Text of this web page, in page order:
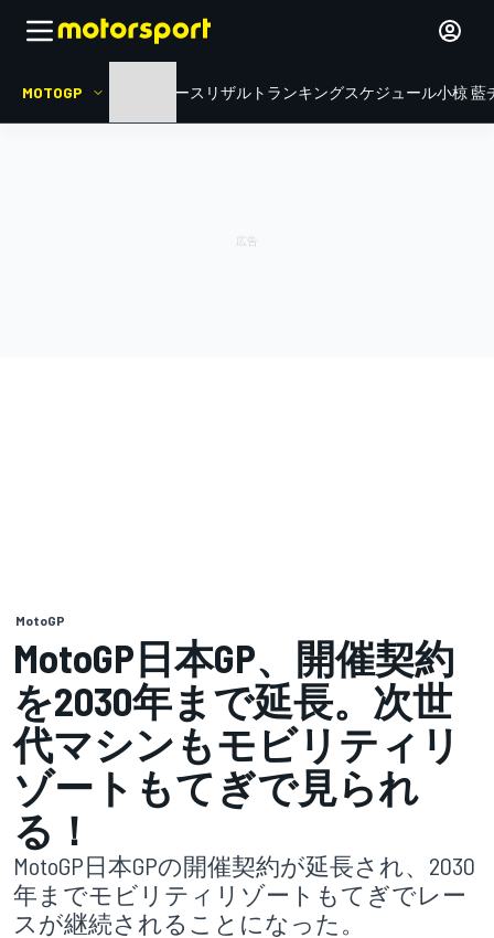
MOTOGP ニュース リザルト ランキングスケジュール小椋 藍
MotoGP
MotoGP日本GP、開催契約
を2030年まで延長。次世
代マシンもモビリティリ
ゾートもてぎで見られ
る！
MotoGP日本GPの開催契約が延長され、2030
年までモビリティリゾートもてぎでレー
スが継続されることになった。